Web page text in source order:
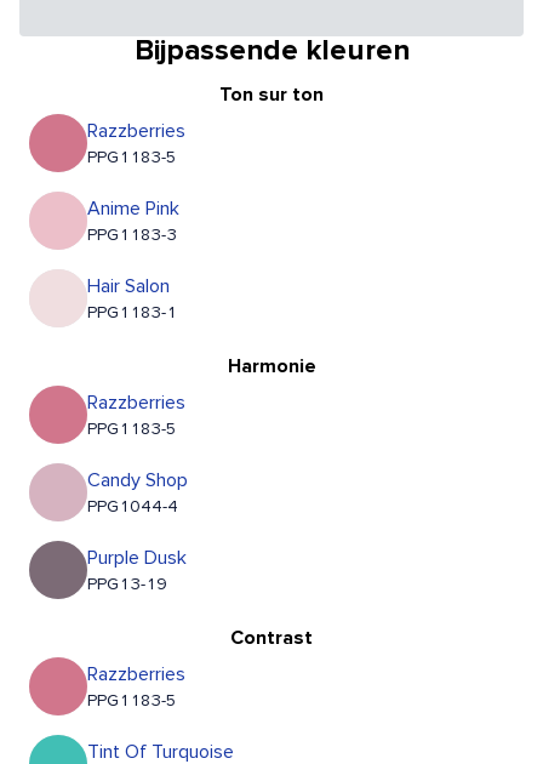
Bijpassende kleuren
Ton sur ton
Razzberries
PPG1183-5
Anime Pink
PPG1183-3
Hair Salon
PPG1183-1
Harmonie
Razzberries
PPG1183-5
Candy Shop
PPG1044-4
Purple Dusk
PPG13-19
Contrast
Razzberries
PPG1183-5
Tint Of Turquoise